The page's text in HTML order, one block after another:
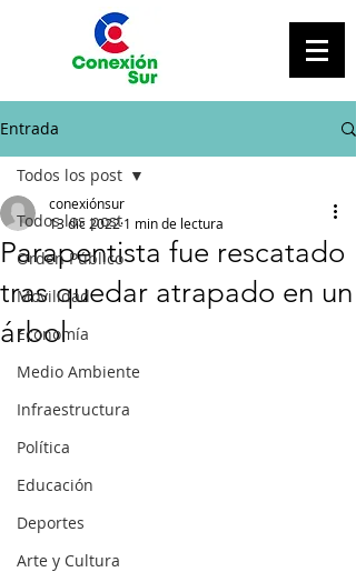
Entrada
Todos los post
Orden Público
Movilidad
Economía
Medio Ambiente
Infraestructura
Política
Educación
Deportes
Arte y Cultura
Todos los post
Parapentista fue rescatado
tras quedar atrapado en un
árbol
conexiónsur
13 dic 2022 1 min de lectura